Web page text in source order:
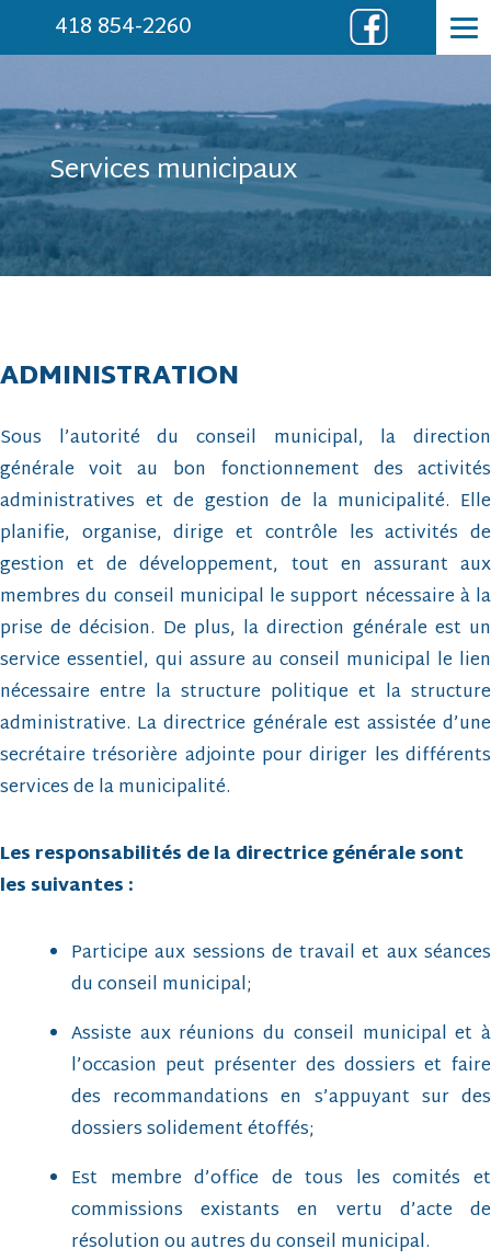
418 854-2260
Services municipaux
ADMINISTRATION
Sous l’autorité du conseil municipal, la direction
générale voit au bon fonctionnement des activités
administratives et de gestion de la municipalité. Elle
planifie, organise, dirige et contrôle les activités de
gestion et de développement, tout en assurant aux
membres du conseil municipal le support nécessaire à la
prise de décision. De plus, la direction générale est un
service essentiel, qui assure au conseil municipal le lien
nécessaire entre la structure politique et la structure
administrative. La directrice générale est assistée d’une
secrétaire trésorière adjointe pour diriger les différents
services de la municipalité.
Les responsabilités de la directrice générale sont
les suivantes :
Participe aux sessions de travail et aux séances
du conseil municipal;
Assiste aux réunions du conseil municipal et à
l’occasion peut présenter des dossiers et faire
des recommandations en s’appuyant sur des
dossiers solidement étoffés;
Est membre d’office de tous les comités et
commissions existants en vertu d’acte de
résolution ou autres du conseil municipal.